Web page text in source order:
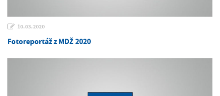
10.03.2020
Fotoreportáž z MDŽ 2020